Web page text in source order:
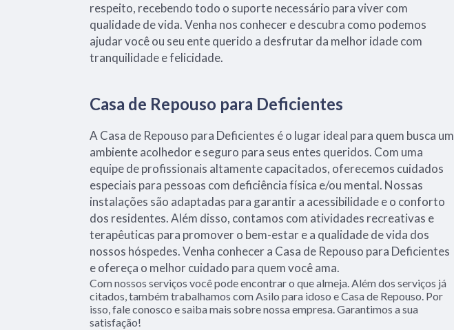
respeito, recebendo todo o suporte necessário para viver com
qualidade de vida. Venha nos conhecer e descubra como podemos
ajudar você ou seu ente querido a desfrutar da melhor idade com
tranquilidade e felicidade.
Casa de Repouso para Deficientes
A Casa de Repouso para Deficientes é o lugar ideal para quem busca um
ambiente acolhedor e seguro para seus entes queridos. Com uma
equipe de profissionais altamente capacitados, oferecemos cuidados
especiais para pessoas com deficiência física e/ou mental. Nossas
instalações são adaptadas para garantir a acessibilidade e o conforto
dos residentes. Além disso, contamos com atividades recreativas e
terapêuticas para promover o bem-estar e a qualidade de vida dos
nossos hóspedes. Venha conhecer a Casa de Repouso para Deficientes
e ofereça o melhor cuidado para quem você ama.
Com nossos serviços você pode encontrar o que almeja. Além dos serviços já
citados, também trabalhamos com Asilo para idoso e Casa de Repouso. Por
isso, fale conosco e saiba mais sobre nossa empresa. Garantimos a sua
satisfação!